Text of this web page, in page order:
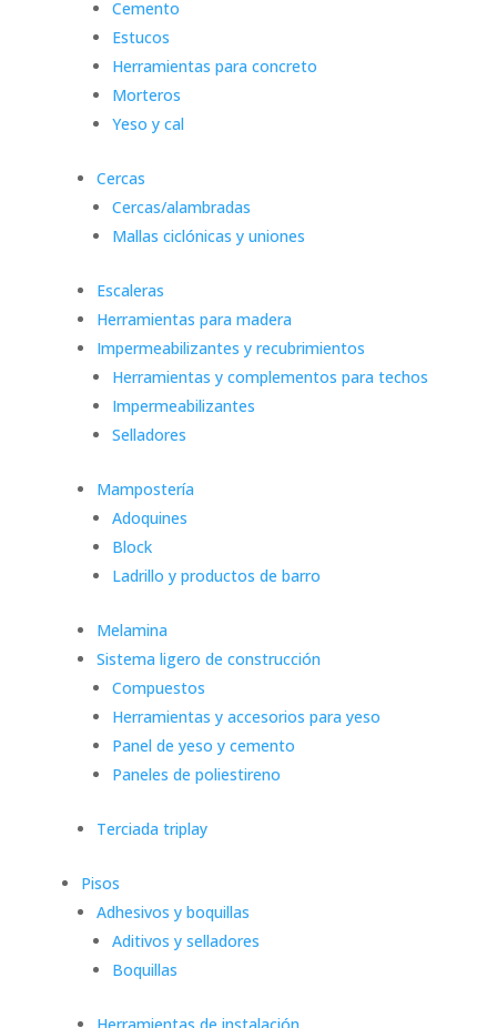
Cemento
Estucos
Herramientas para concreto
Morteros
Yeso y cal
Cercas
Cercas/alambradas
Mallas ciclónicas y uniones
Escaleras
Herramientas para madera
Impermeabilizantes y recubrimientos
Herramientas y complementos para techos
Impermeabilizantes
Selladores
Mampostería
Adoquines
Block
Ladrillo y productos de barro
Melamina
Sistema ligero de construcción
Compuestos
Herramientas y accesorios para yeso
Panel de yeso y cemento
Paneles de poliestireno
Terciada triplay
Pisos
Adhesivos y boquillas
Aditivos y selladores
Boquillas